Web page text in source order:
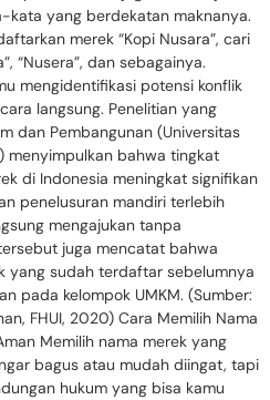
kata yang berdekatan maknanya.
merek “Kopi Nusara”, cari
“Nusera”, dan sebagainya.
mengidentifikasi potensi konflik
langsung. Penelitian yang
dan Pembangunan (Universitas
menyimpulkan bahwa tingkat
di Indonesia meningkat signifikan
penelusuran mandiri terlebih
mengajukan tanpa
juga mencatat bahwa
yang sudah terdaftar sebelumnya
pada kelompok UMKM. (Sumber:
FHUI, 2020) Cara Memilih Nama
Memilih nama merek yang
bagus atau mudah diingat, tapi
hukum yang bisa kamu